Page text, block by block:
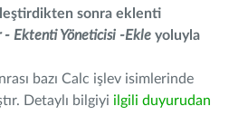
sonra eklenti
- Ektenti Yöneticisi -Ekle yoluyla
bazı Calc işlev isimlerinde
Detaylı bilgiyi ilgili duyurudan